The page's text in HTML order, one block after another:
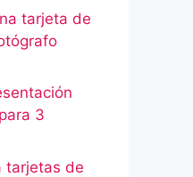
tarjeta de
3
tarjetas de